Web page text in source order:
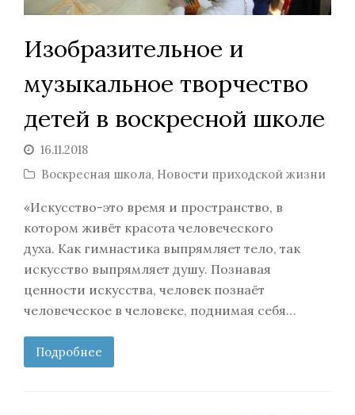
Изобразительное и
музыкальное творчество
детей в воскресной школе
16.11.2018
Воскресная школа, Новости приходской жизни
«Искусство-это время и пространство, в
котором живёт красота человеческого
духа. Как гимнастика выпрямляет тело, так
искусство выпрямляет душу. Познавая
ценности искусства, человек познаёт
человеческое в человеке, поднимая себя…
Подробнее